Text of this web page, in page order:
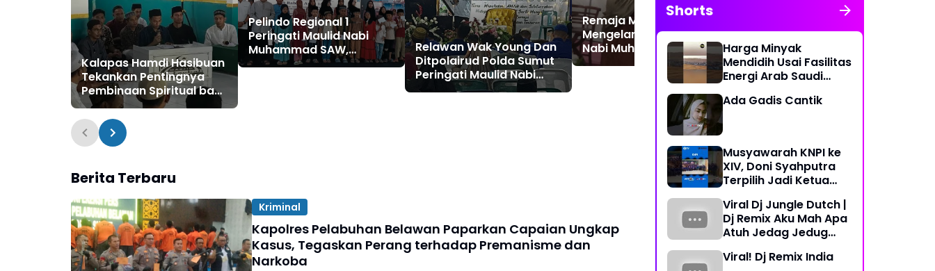
Kalapas Hamdi Hasibuan
Tekankan Pentingnya
Pembinaan Spiritual bagi
WBP
Pelindo Regional 1
Peringati Maulid Nabi
Muhammad SAW,
Tekankan Integritas dan
Relawan Wak Young Dan
Ditpolairud Polda Sumut
Peringati Maulid Nabi
Muhammad SAW Serta
Remaja Mesjid Ar Ridho
Mengelar Acara Isra Miraj
Nabi Muhammad Saw
1447 H
Berita Terbaru
Kriminal
Kapolres Pelabuhan Belawan Paparkan Capaian Ungkap
Kasus, Tegaskan Perang terhadap Premanisme dan
Narkoba
Shorts
Harga Minyak
Mendidih Usai Fasilitas
Energi Arab Saudi
Ada Gadis Cantik
Musyawarah KNPI ke
XIV, Doni Syahputra
Terpilih Jadi Ketua
Periode 2023-2026
Viral Dj Jungle Dutch |
Dj Remix Aku Mah Apa
Atuh Jedag Jedug
Viral! Dj Remix India